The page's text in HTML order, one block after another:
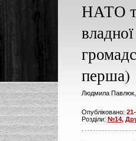
НАТО
перша)
Людмила Павлюк,
Опубліковано:
Розділи: №14,